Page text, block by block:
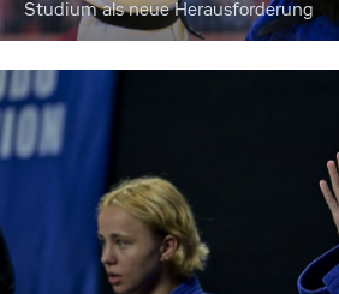
Studium als neue Herausforderung